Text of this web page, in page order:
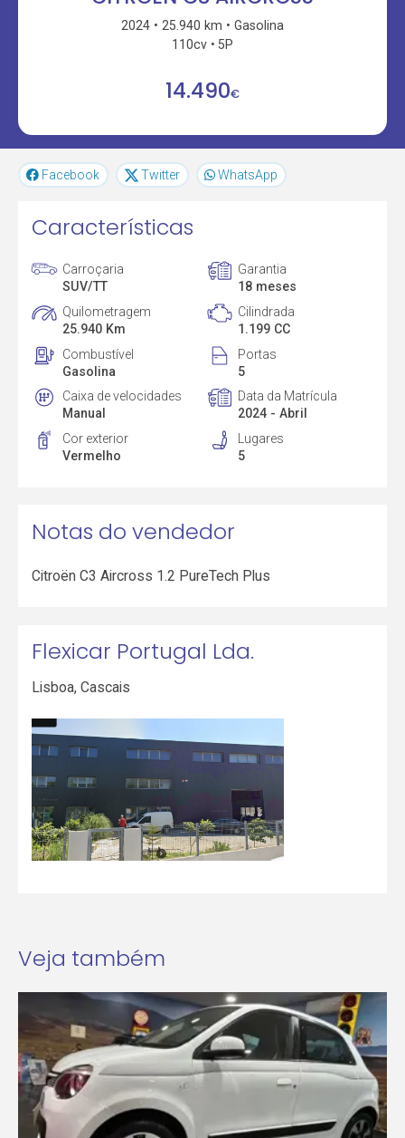
2024 25.940 km
Gasolina
110cv
5P
14.490€
Facebook Twitter WhatsApp
Características
Carroçaria
SUV/TT
Garantia
18 meses
Quilometragem
25.940 Km
Cilindrada
1.199 CC
Combustível
Gasolina
Portas
5
Caixa de velocidades
Manual
Data da Matrícula
2024 - Abril
Cor exterior
Vermelho
Lugares
5
Notas do vendedor
Citroën C3 Aircross 1.2 PureTech Plus
Flexicar Portugal Lda.
Lisboa,Cascais
Veja também